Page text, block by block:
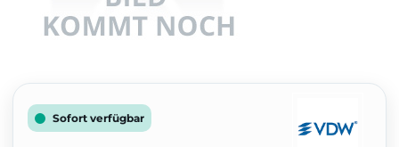
Sofort verfügbar